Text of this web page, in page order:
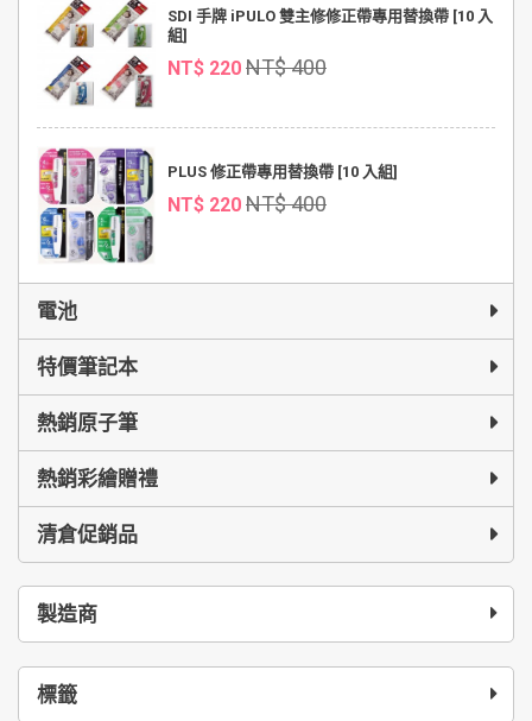
SDI 手牌 iPULO 雙主修修正帶專用替換帶 [10 入
組]
NT$ 220 NT$ 400
PLUS 修正帶專用替換帶 [10 入組]
NT$ 220 NT$ 400
電池
特價筆記本
熱銷原子筆
熱銷彩繪贈禮
清倉促銷品
製造商
標籤